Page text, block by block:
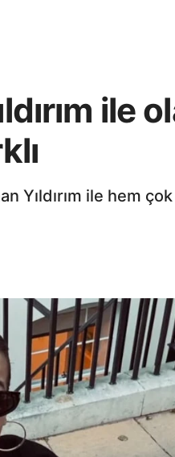
ile
Yıldırım ile hem